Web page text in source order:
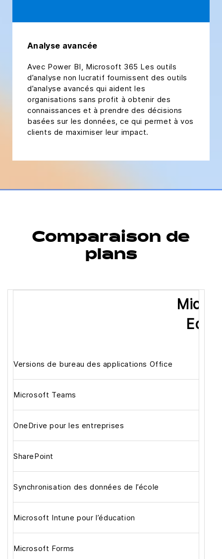
Analyse avancée
Avec Power BI, Microsoft 365 Les outils
d’analyse non lucratif fournissent des outils
d’analyse avancés qui aident les
organisations sans profit à obtenir des
connaissances et à prendre des décisions
basées sur les données, ce qui permet à vos
clients de maximiser leur impact.
Comparaison de
plans
Versions de bureau des applications Office
Microsoft Teams
OneDrive pour les entreprises
SharePoint
Synchronisation des données de l’école
Microsoft Intune pour l’éducation
Microsoft Forms